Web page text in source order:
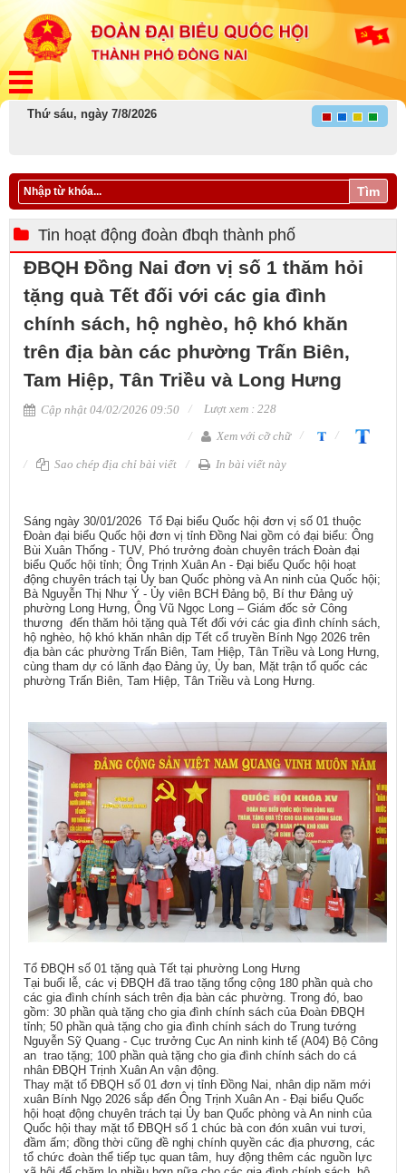
Thứ sáu, ngày 7/8/2026
Tìm
Tin hoạt động đoàn đbqh thành phố
ĐBQH Đồng Nai đơn vị số 1 thăm hỏi
tặng quà Tết đối với các gia đình
chính sách, hộ nghèo, hộ khó khăn
trên địa bàn các phường Trấn Biên,
Tam Hiệp, Tân Triều và Long Hưng
Cập nhật 04/02/2026 09:50
Lượt xem : 228
Xem với cỡ chữ
Sao chép địa chỉ bài viết In bài viết này
Sáng ngày 30/01/2026 Tổ Đại biểu Quốc hội đơn vị số 01 thuộc
Đoàn đại biểu Quốc hội đơn vị tỉnh Đồng Nai gồm có đại biểu: Ông
Bùi Xuân Thống - TUV, Phó trưởng đoàn chuyên trách Đoàn đại
biểu Quốc hội tỉnh; Ông Trịnh Xuân An - Đại biểu Quốc hội hoạt
động chuyên trách tại Ủy ban Quốc phòng và An ninh của Quốc hội;
Bà Nguyễn Thị Như Ý - Ủy viên BCH Đảng bộ, Bí thư Đảng uỷ
phường Long Hưng, Ông Vũ Ngọc Long – Giám đốc sở Công
thương đến thăm hỏi tặng quà Tết đối với các gia đình chính sách,
hộ nghèo, hộ khó khăn nhân dịp Tết cổ truyền Bính Ngọ 2026 trên
địa bàn các phường Trấn Biên, Tam Hiệp, Tân Triều và Long Hưng,
cùng tham dự có lãnh đạo Đảng ủy, Ủy ban, Mặt trận tổ quốc các
phường Trấn Biên, Tam Hiệp, Tân Triều và Long Hưng.
Tổ ĐBQH số 01 tặng quà Tết tại phường Long Hưng
Tại buổi lễ, các vị ĐBQH đã trao tặng tổng cộng 180 phần quà cho
các gia đình chính sách trên địa bàn các phường. Trong đó, bao
gồm: 30 phần quà tặng cho gia đình chính sách của Đoàn ĐBQH
tỉnh; 50 phần quà tặng cho gia đình chính sách do Trung tướng
Nguyễn Sỹ Quang - Cục trưởng Cục An ninh kinh tế (A04) Bộ Công
an trao tặng; 100 phần quà tặng cho gia đình chính sách do cá
nhân ĐBQH Trịnh Xuân An vận động.
Thay mặt tổ ĐBQH số 01 đơn vị tỉnh Đồng Nai, nhân dịp năm mới
xuân Bính Ngọ 2026 sắp đến Ông Trịnh Xuân An - Đại biểu Quốc
hội hoạt động chuyên trách tại Ủy ban Quốc phòng và An ninh của
Quốc hội thay mặt tổ ĐBQH số 1 chúc bà con đón xuân vui tươi,
đầm ấm; đồng thời cũng đề nghị chính quyền các địa phương, các
tổ chức đoàn thể tiếp tục quan tâm, huy động thêm các nguồn lực